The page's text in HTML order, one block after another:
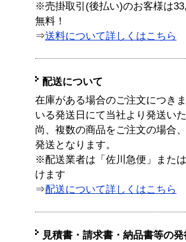
※売掛取引(後払い)のお客様は
無料！
⇒送料について詳しくはこちら
配送について
在庫がある場合のご注文につき
いる発送日にて当社より発送い
尚、複数の商品をご注文の場合
発送となります。
※配送業者は「佐川急便」また
けます
⇒配送について詳しくはこちら
見積書・請求書・納品書等の